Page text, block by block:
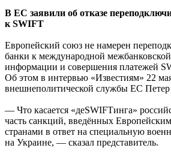
В ЕС заявили об отказе
к SWIFT
Европейский союз не намерен
банки к международной межбанковской
информации и совершения платежей
Об этом в интервью «Известиям» 22
внешнеполитической службы ЕС
— Что касается «деSWIFТинга»
часть санкций, введённых
странами в ответ на специальную
на Украине, — сказал представитель.